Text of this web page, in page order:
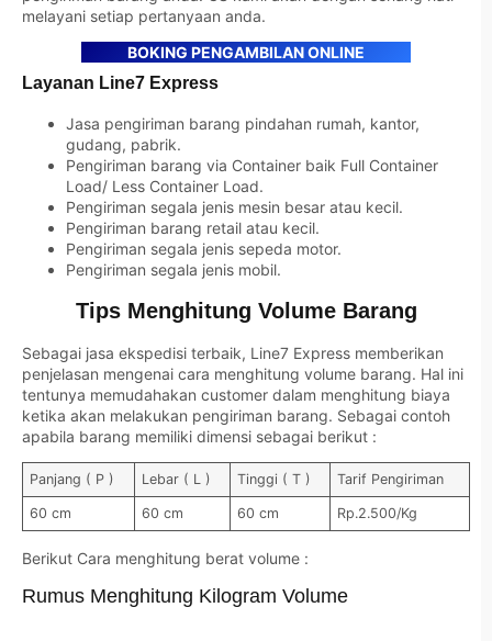
melayani setiap pertanyaan anda.
BOKING PENGAMBILAN ONLINE
Layanan Line7 Express
Jasa pengiriman barang pindahan rumah, kantor,
gudang, pabrik.
Pengiriman barang via Container baik Full Container
Load/ Less Container Load.
Pengiriman segala jenis mesin besar atau kecil.
Pengiriman barang retail atau kecil.
Pengiriman segala jenis sepeda motor.
Pengiriman segala jenis mobil.
Tips Menghitung Volume Barang
Sebagai jasa ekspedisi terbaik, Line7 Express memberikan
penjelasan mengenai cara menghitung volume barang. Hal ini
tentunya memudahakan customer dalam menghitung biaya
ketika akan melakukan pengiriman barang. Sebagai contoh
apabila barang memiliki dimensi sebagai berikut :
Panjang ( P ) Lebar ( L ) Tinggi ( T ) Tarif Pengiriman
60 cm 60 cm 60 cm Rp.2.500/Kg
Berikut Cara menghitung berat volume :
Rumus Menghitung Kilogram Volume